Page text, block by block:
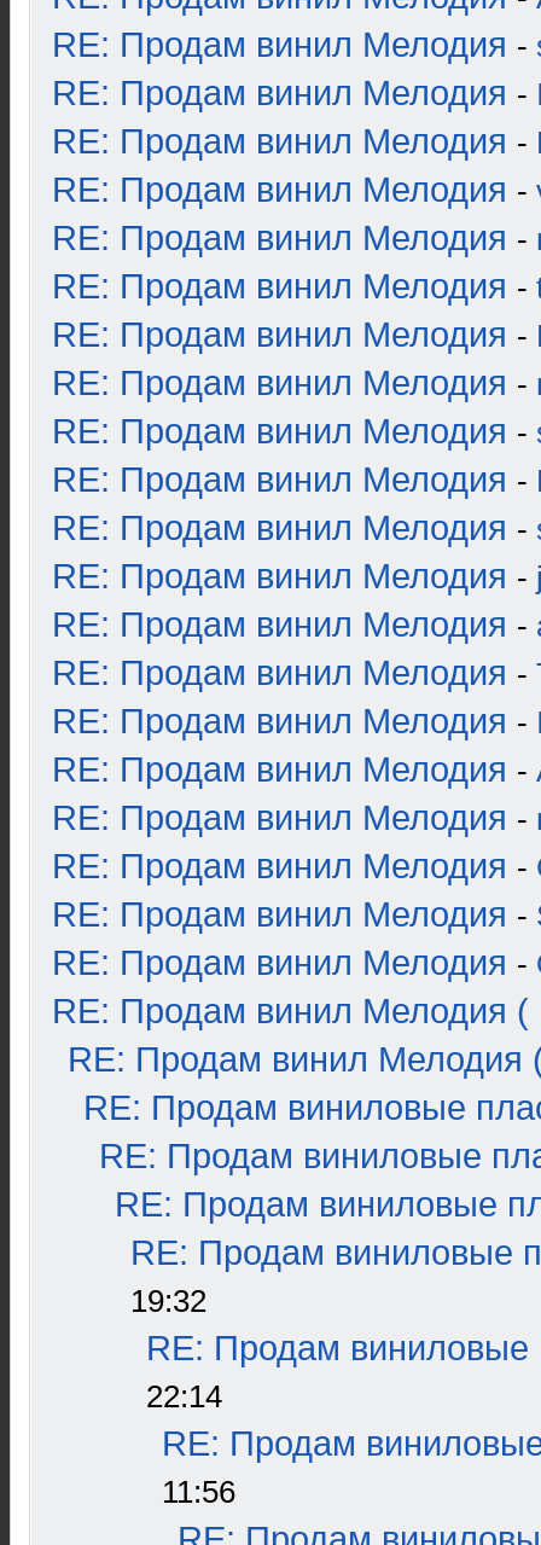
RE: Продам винил Мелодия -
RE: Продам винил Мелодия -
RE: Продам винил Мелодия -
RE: Продам винил Мелодия -
RE: Продам винил Мелодия -
RE: Продам винил Мелодия -
RE: Продам винил Мелодия -
RE: Продам винил Мелодия -
RE: Продам винил Мелодия -
RE: Продам винил Мелодия -
RE: Продам винил Мелодия -
RE: Продам винил Мелодия -
RE: Продам винил Мелодия -
RE: Продам винил Мелодия -
RE: Продам винил Мелодия -
RE: Продам винил Мелодия -
RE: Продам винил Мелодия -
RE: Продам винил Мелодия -
RE: Продам винил Мелодия -
RE: Продам винил Мелодия -
RE: Продам винил Мелодия (
RE: Продам винил Мелодия
RE: Продам виниловые
RE: Продам виниловые
RE: Продам виниловые
RE: Продам виниловые
19:32
RE: Продам виниловые
22:14
RE: Продам
11:56